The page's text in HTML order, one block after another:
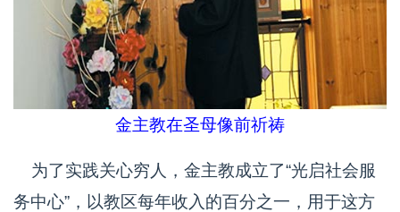
金主教在圣母像前祈祷
为了实践关心穷人，金主教成立了“光启社会服
务中心”，以教区每年收入的百分之一，用于这方